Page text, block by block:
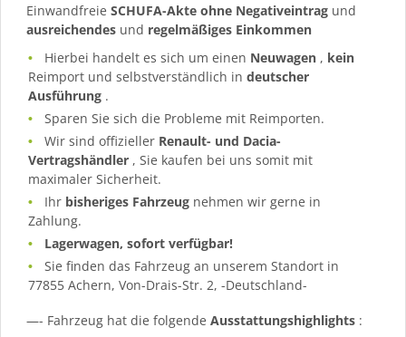
Einwandfreie SCHUFA-Akte ohne Negativeintrag und
ausreichendes und regelmäßiges Einkommen
Hierbei handelt es sich um einen Neuwagen , kein
Reimport und selbstverständlich in deutscher
Ausführung .
Sparen Sie sich die Probleme mit Reimporten.
Wir sind offizieller Renault- und Dacia-
Vertragshändler , Sie kaufen bei uns somit mit
maximaler Sicherheit.
Ihr bisheriges Fahrzeug nehmen wir gerne in
Zahlung.
Lagerwagen, sofort verfügbar!
Sie finden das Fahrzeug an unserem Standort in
77855 Achern, Von-Drais-Str. 2, -Deutschland-
—- Fahrzeug hat die folgende Ausstattungshighlights :